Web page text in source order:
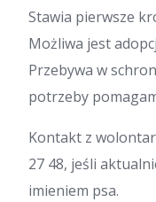
Stawia pierwsze
Możliwa jest
Przebywa w
potrzeby
Kontakt z
27 48, jeśli
imieniem psa.